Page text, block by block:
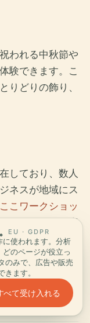
われる中秋節や
験できます。こ
りどりの飾り、
しており、数人
ネスが地域にス
ここワークショッ
スタジオを探索
統的な木工や金
EU · GDPR
使われます。分析
のページが役立っ
のみで、広告や販売
ます。
べて受け入れる